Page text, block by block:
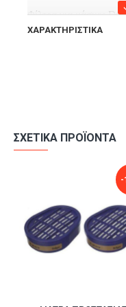
Φίλτρα για μάσκες
ΧΑΡΑΚΤΗΡΙΣΤΙΚΆ
ΣΧΕΤΙΚΆ ΠΡΟΪΌΝΤΑ
-